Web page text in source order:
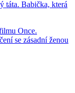
táta. Babička, která
Once.
se zásadní ženou